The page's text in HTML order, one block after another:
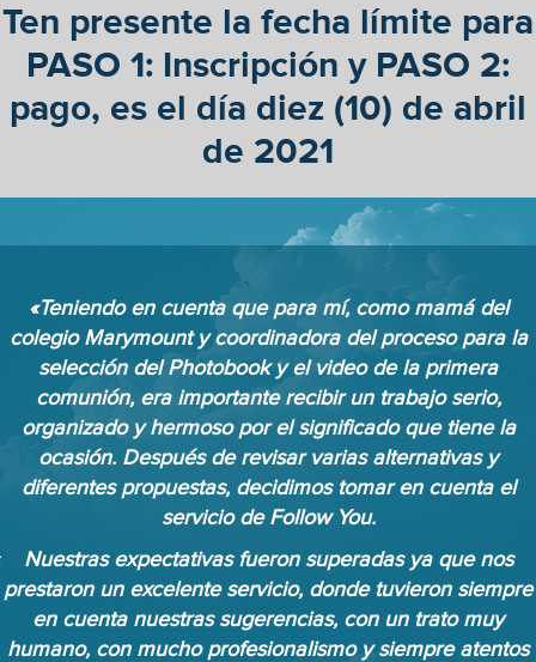
Ten presente la fecha límite para
PASO 1: Inscripción y PASO 2:
pago, es el día diez (10) de abril
de 2021
«Teniendo en cuenta que para mí, como mamá del
colegio Marymount y coordinadora del proceso para la
selección del Photobook y el video de la primera
comunión, era importante recibir un trabajo serio,
organizado y hermoso por el significado que tiene la
ocasión. Después de revisar varias alternativas y
diferentes propuestas, decidimos tomar en cuenta el
servicio de Follow You.
Nuestras expectativas fueron superadas ya que nos
prestaron un excelente servicio, donde tuvieron siempre
en cuenta nuestras sugerencias, con un trato muy
humano, con mucho profesionalismo y siempre atentos